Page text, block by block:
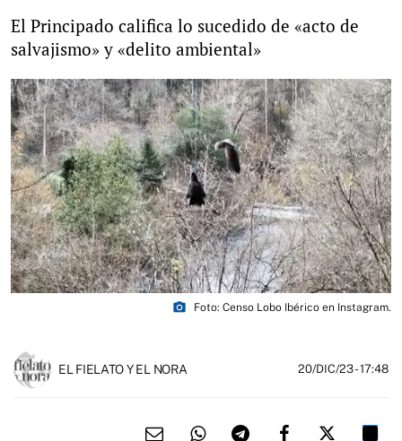
El Principado califica lo sucedido de «acto de
salvajismo» y «delito ambiental»
photo_camera Foto: Censo Lobo Ibérico en Instagram.
EL FIELATO Y EL NORA 20/DIC/23- 17:48